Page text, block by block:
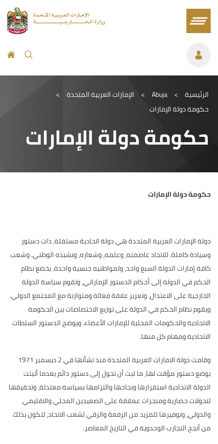
الرئيسية >
Abuja
> الإمارات العربية المتحدة >
حكومة دولة الإمارات
حكومة دولة الإمارات
حكومة دولة الإمارات
دولة الإمارات العربية المتحدة هي دولة اتحادية مستقلة، ذات دستور
وسيادة كاملة. للاتحاد عاصمته، وعلمه، وشعاره، ونشيده الوطني. وشعب
كافة إمارات الدولة السبع واحد، ولمواطنيه جنسية واحدة. يخضع نظام
الحكم في الدولة إلى أحكام الدستور الإماراتي، وتقوم سياسة الدولة
الخارجية على الاعتدال، وتعزيز علاقة فعالة ومتوازنة مع المجتمع الدولي.
ويقوم نظام الحكم في الدولة على توزيع الاختصاصات بين الحكومة
الاتحادية والحكومات المحلية للإمارات الأعضاء. ويوضح الدستور السلطات
الاتحادية ومهام كل منها.
وقامت دولة الامارات العربية المتحدة منذ نشأتها في 2 ديسمبر 1971
بوضع دستور مؤقت لها، ما لبث أن تحول إلى دستور دائم بعدما أثبتت
الدولة الاتحادية استقرارها ونجاحها والتزامها بسياسة معتدلة، وتحقيقها
لتحولات حضارية ومنجزات عملاقة على الصعيدين المحلي والاقليمي
والدولي، وتوفيرها للمزيد من الرفعة والرقي لشعب الاتحاد، لتكون بذلك
من أنجح التجارب الوحدوية في التاريخ المعاصر.